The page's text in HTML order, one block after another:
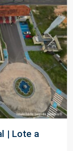
Next
| Lote a